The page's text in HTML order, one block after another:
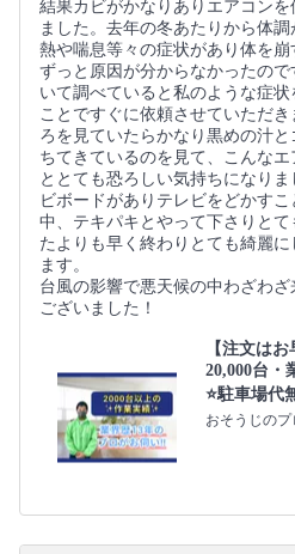
結果カビがかなりありエアコン
ました。去年の冬あたりから体
熱や喘息等々の症状があり体を崩
ずっと原因が分からなかったの
いて調べていると私のような症
ことですぐに依頼させていただ
ろを見ていたらかなり黒めの汁
ちてきているのを見て、こんな
ととても恐ろしい気持ちになり
ビボードがありテレビをどかす
中、テキパキとやって下さりと
たよりも早く終わりとても綺麗
ます。
台風の影響で悪天候の中わざわ
ございました！
【注文は
20,000台・
⭐️駐車場代
おそうじの